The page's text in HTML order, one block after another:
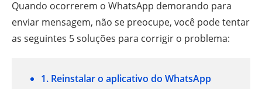
Quando ocorrerem o WhatsApp demorando para
enviar mensagem, não se preocupe, você pode tentar
as seguintes 5 soluções para corrigir o problema:
1. Reinstalar o aplicativo do WhatsApp